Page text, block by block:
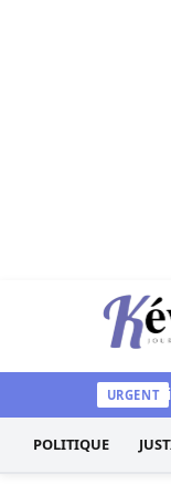
Aller au contenu
URGENT
aussi blanchi
POLITIQUE